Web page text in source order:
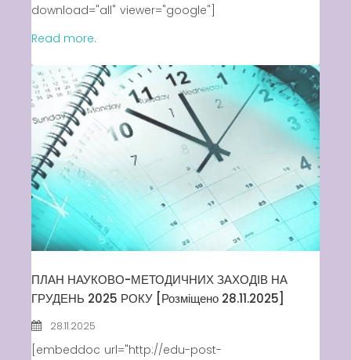
download="all" viewer="google"]
Read more.
ПЛАН НАУКОВО-МЕТОДИЧНИХ ЗАХОДІВ НА
ГРУДЕНЬ 2025 РОКУ [Розміщено 28.11.2025]
28.11.2025
[embeddoc url="http://edu-post-